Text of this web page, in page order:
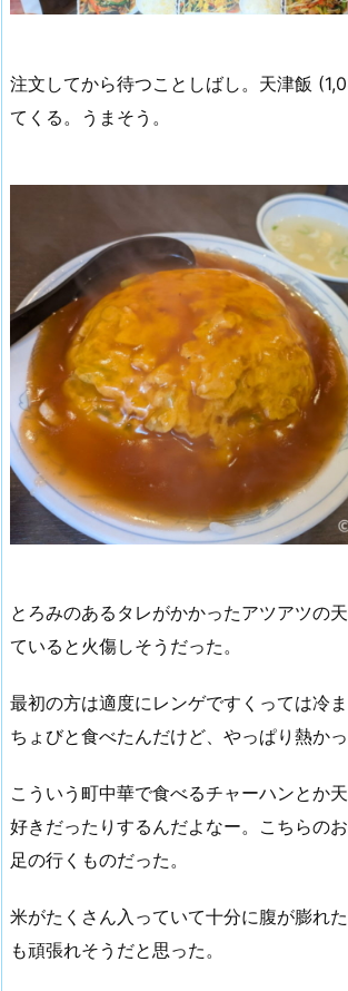
注文してから待つことしばし。天津飯
てくる。うまそう。
とろみのあるタレがかかったアツアツの
ていると火傷しそうだった。
最初の方は適度にレンゲですくっては冷
ちょびと食べたんだけど、やっぱり熱かっ
こういう町中華で食べるチャーハンとか
好きだったりするんだよなー。こちらの
足の行くものだった。
米がたくさん入っていて十分に腹が膨れ
も頑張れそうだと思った。